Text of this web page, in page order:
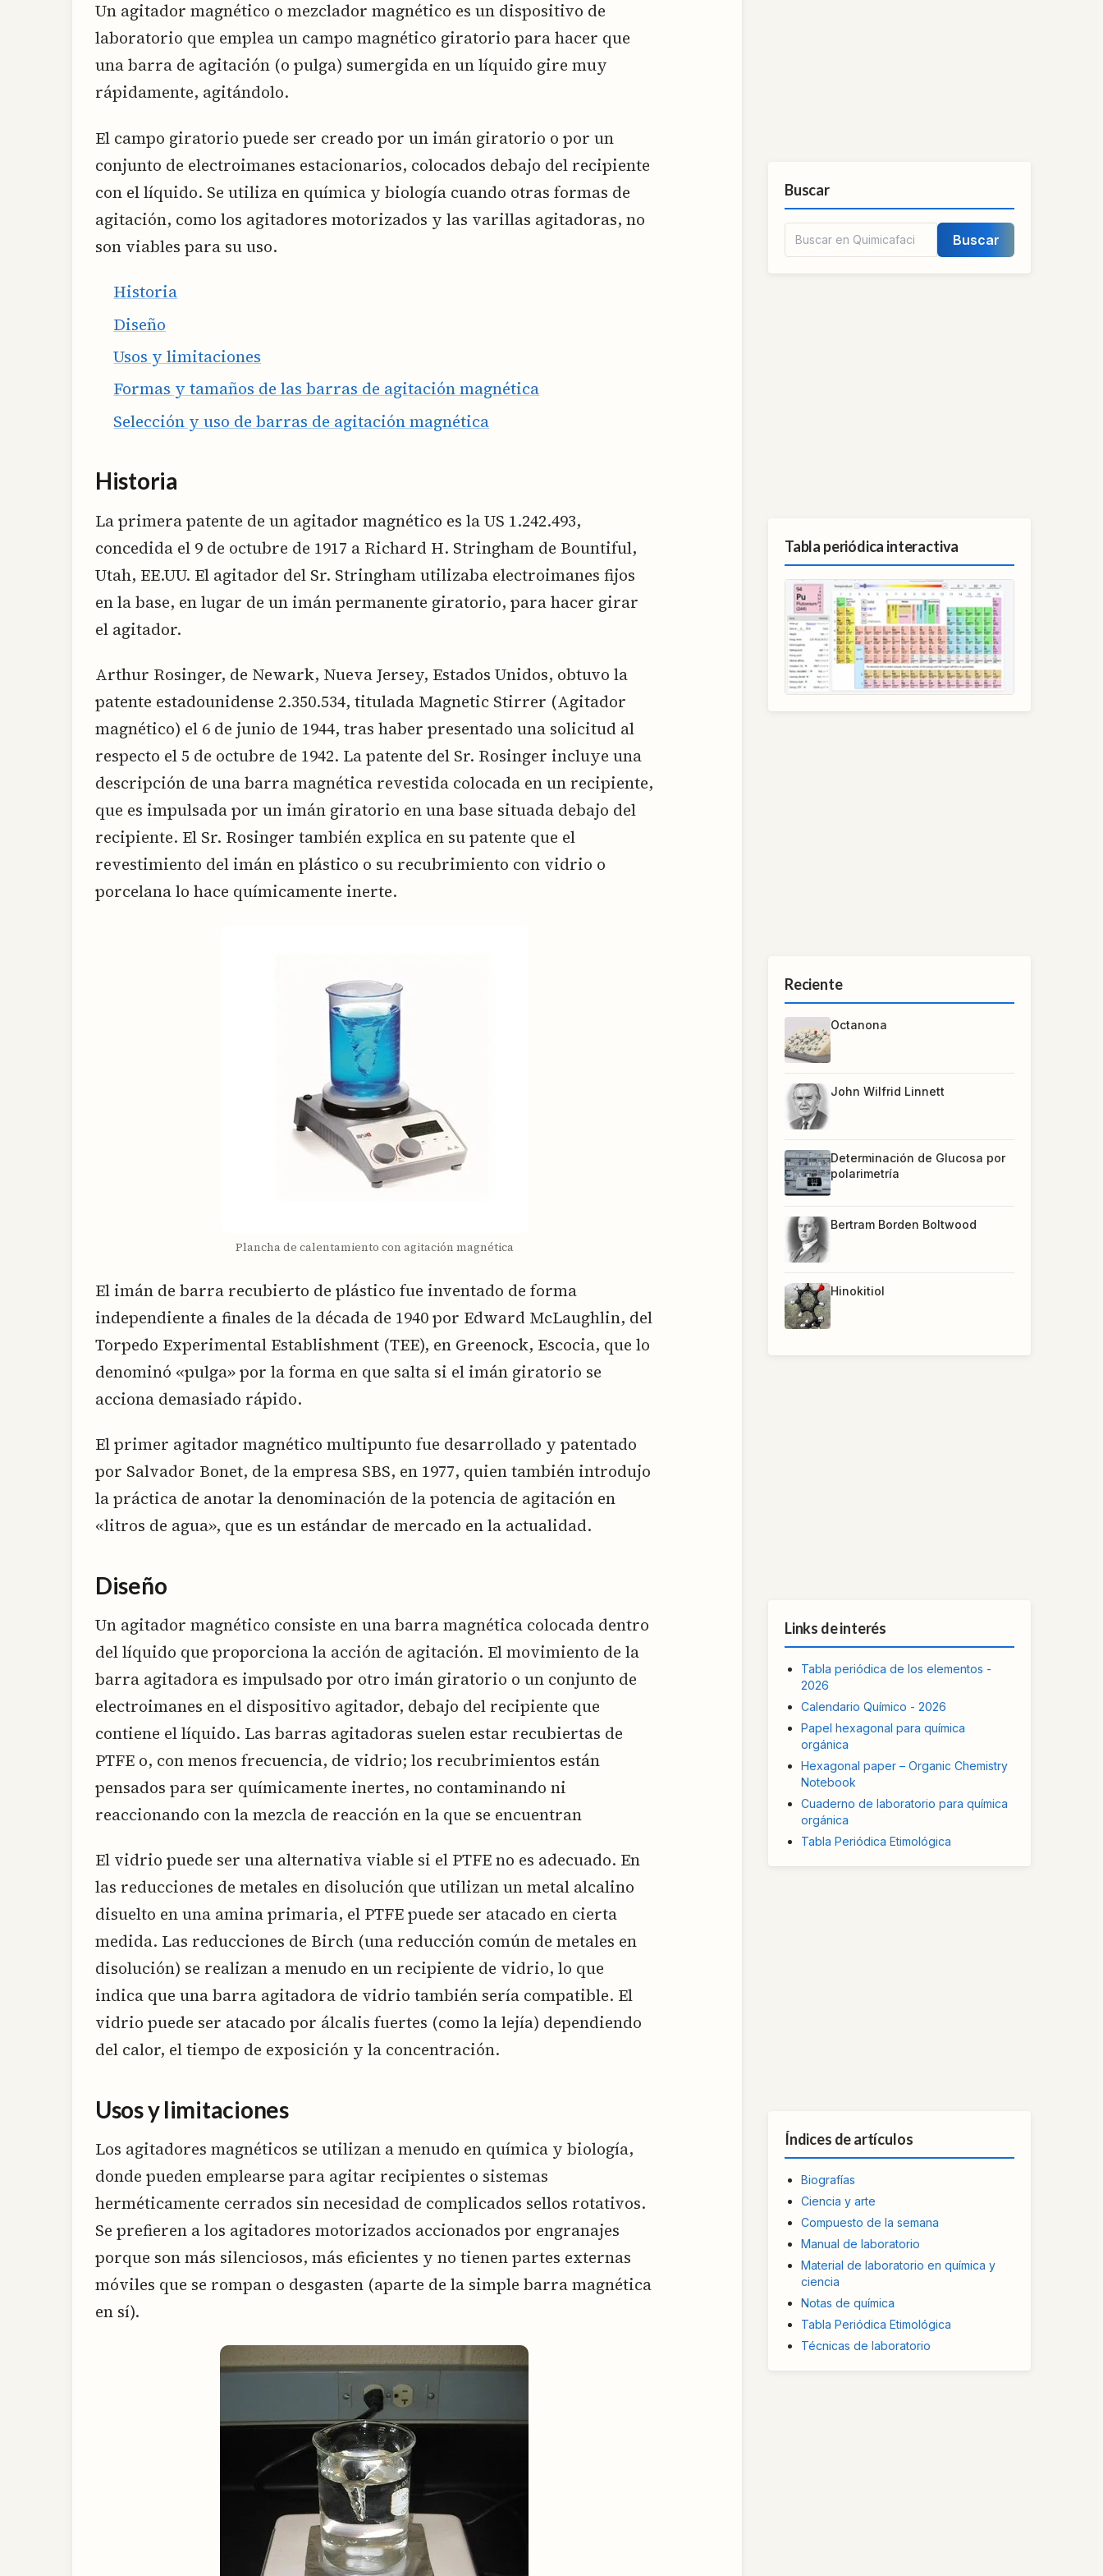
Un agitador magnético o mezclador magnético es un dispositivo de
laboratorio que emplea un campo magnético giratorio para hacer que
una barra de agitación (o pulga) sumergida en un líquido gire muy
rápidamente, agitándolo.
El campo giratorio puede ser creado por un imán giratorio o por un
conjunto de electroimanes estacionarios, colocados debajo del recipiente
con el líquido. Se utiliza en química y biología cuando otras formas de
agitación, como los agitadores motorizados y las varillas agitadoras, no
son viables para su uso.
Historia
Diseño
Usos y limitaciones
Formas y tamaños de las barras de agitación magnética
Selección y uso de barras de agitación magnética
Historia
La primera patente de un agitador magnético es la US 1.242.493,
concedida el 9 de octubre de 1917 a Richard H. Stringham de Bountiful,
Utah, EE.UU. El agitador del Sr. Stringham utilizaba electroimanes fijos
en la base, en lugar de un imán permanente giratorio, para hacer girar
el agitador.
Arthur Rosinger, de Newark, Nueva Jersey, Estados Unidos, obtuvo la
patente estadounidense 2.350.534, titulada Magnetic Stirrer (Agitador
magnético) el 6 de junio de 1944, tras haber presentado una solicitud al
respecto el 5 de octubre de 1942. La patente del Sr. Rosinger incluye una
descripción de una barra magnética revestida colocada en un recipiente,
que es impulsada por un imán giratorio en una base situada debajo del
recipiente. El Sr. Rosinger también explica en su patente que el
revestimiento del imán en plástico o su recubrimiento con vidrio o
porcelana lo hace químicamente inerte.
Plancha de calentamiento con agitación magnética
El imán de barra recubierto de plástico fue inventado de forma
independiente a finales de la década de 1940 por Edward McLaughlin, del
Torpedo Experimental Establishment (TEE), en Greenock, Escocia, que lo
denominó «pulga» por la forma en que salta si el imán giratorio se
acciona demasiado rápido.
El primer agitador magnético multipunto fue desarrollado y patentado
por Salvador Bonet, de la empresa SBS, en 1977, quien también introdujo
la práctica de anotar la denominación de la potencia de agitación en
«litros de agua», que es un estándar de mercado en la actualidad.
Diseño
Un agitador magnético consiste en una barra magnética colocada dentro
del líquido que proporciona la acción de agitación. El movimiento de la
barra agitadora es impulsado por otro imán giratorio o un conjunto de
electroimanes en el dispositivo agitador, debajo del recipiente que
contiene el líquido. Las barras agitadoras suelen estar recubiertas de
PTFE o, con menos frecuencia, de vidrio; los recubrimientos están
pensados para ser químicamente inertes, no contaminando ni
reaccionando con la mezcla de reacción en la que se encuentran
El vidrio puede ser una alternativa viable si el PTFE no es adecuado. En
las reducciones de metales en disolución que utilizan un metal alcalino
disuelto en una amina primaria, el PTFE puede ser atacado en cierta
medida. Las reducciones de Birch (una reducción común de metales en
disolución) se realizan a menudo en un recipiente de vidrio, lo que
indica que una barra agitadora de vidrio también sería compatible. El
vidrio puede ser atacado por álcalis fuertes (como la lejía) dependiendo
del calor, el tiempo de exposición y la concentración.
Usos y limitaciones
Los agitadores magnéticos se utilizan a menudo en química y biología,
donde pueden emplearse para agitar recipientes o sistemas
herméticamente cerrados sin necesidad de complicados sellos rotativos.
Se prefieren a los agitadores motorizados accionados por engranajes
porque son más silenciosos, más eficientes y no tienen partes externas
móviles que se rompan o desgasten (aparte de la simple barra magnética
en sí).
Buscar
Buscar
Tabla periódica interactiva
Reciente
Octanona
John Wilfrid Linnett
Determinación de Glucosa por
polarimetría
Bertram Borden Boltwood
Hinokitiol
Links de interés
Tabla periódica de los elementos -
2026
Calendario Químico - 2026
Papel hexagonal para química
orgánica
Hexagonal paper – Organic Chemistry
Notebook
Cuaderno de laboratorio para química
orgánica
Tabla Periódica Etimológica
Índices de artículos
Biografías
Ciencia y arte
Compuesto de la semana
Manual de laboratorio
Material de laboratorio en química y
ciencia
Notas de química
Tabla Periódica Etimológica
Técnicas de laboratorio